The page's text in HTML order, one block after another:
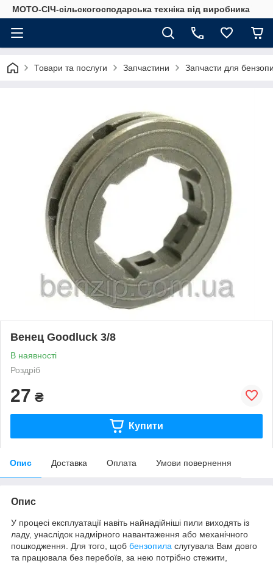
МОТО-СІЧ-сільскогосподарська техніка від виробника
Товари та послуги Запчастини Запчасти для
Венец Goodluck 3/8
В наявності
Роздріб
27 ₴
Купити
Опис Доставка Оплата Умови повернення
Опис
У процесі експлуатації навіть найнадійніші пили виходять із
ладу, унаслідок надмірного навантаження або механічного
пошкодження. Для того, щоб бензопила слугувала Вам довго
та працювала без перебоїв, за нею потрібно стежити,